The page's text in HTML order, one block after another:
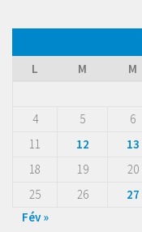
L
M M
4
5 6
11
12 13
18
19 20
25
26 27
Fév »